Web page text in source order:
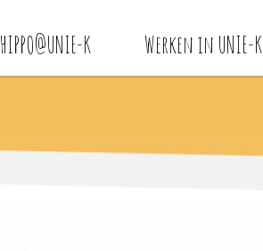
HIPPO@UNIE-K Werken in UNIE-K